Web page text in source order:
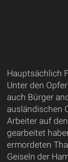
Hauptsächlich
Unter den
auch Bürger
ausländischen
Arbeiter auf
gearbeitet
ermordeten
Geiseln der